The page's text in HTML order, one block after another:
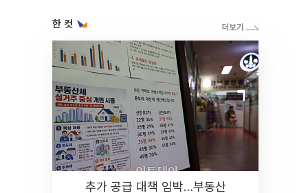
한 컷
추가 공급 대책 임박…부동산